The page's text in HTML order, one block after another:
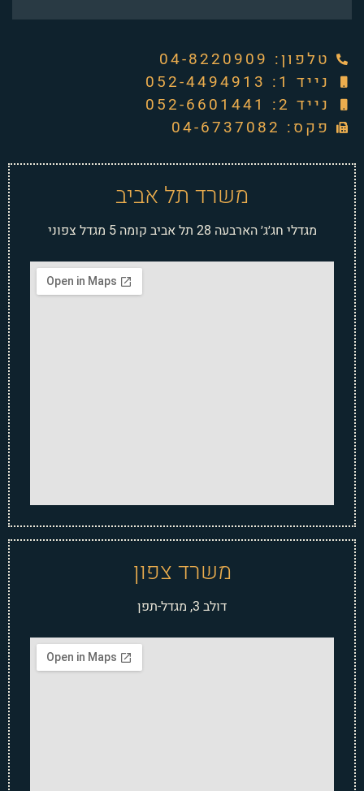
טלפון: ‭04-8220909‬
נייד 1: 052-4494913
נייד 2: 052-6601441
פקס: 04-6737082
משרד תל אביב
מגדלי חג׳ג׳ הארבעה 28 תל אביב קומה 5 מגדל צפוני
משרד צפון
דולב 3, מגדל-תפן